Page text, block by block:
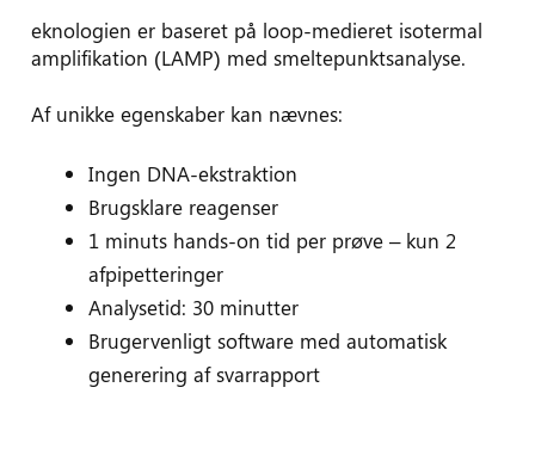
eknologien er baseret på loop-medieret isotermal
amplifikation (LAMP) med smeltepunktsanalyse.
Af unikke egenskaber kan nævnes:
Ingen DNA-ekstraktion
Brugsklare reagenser
1 minuts hands-on tid per prøve – kun 2
afpipetteringer
Analysetid: 30 minutter
Brugervenligt software med automatisk
generering af svarrapport